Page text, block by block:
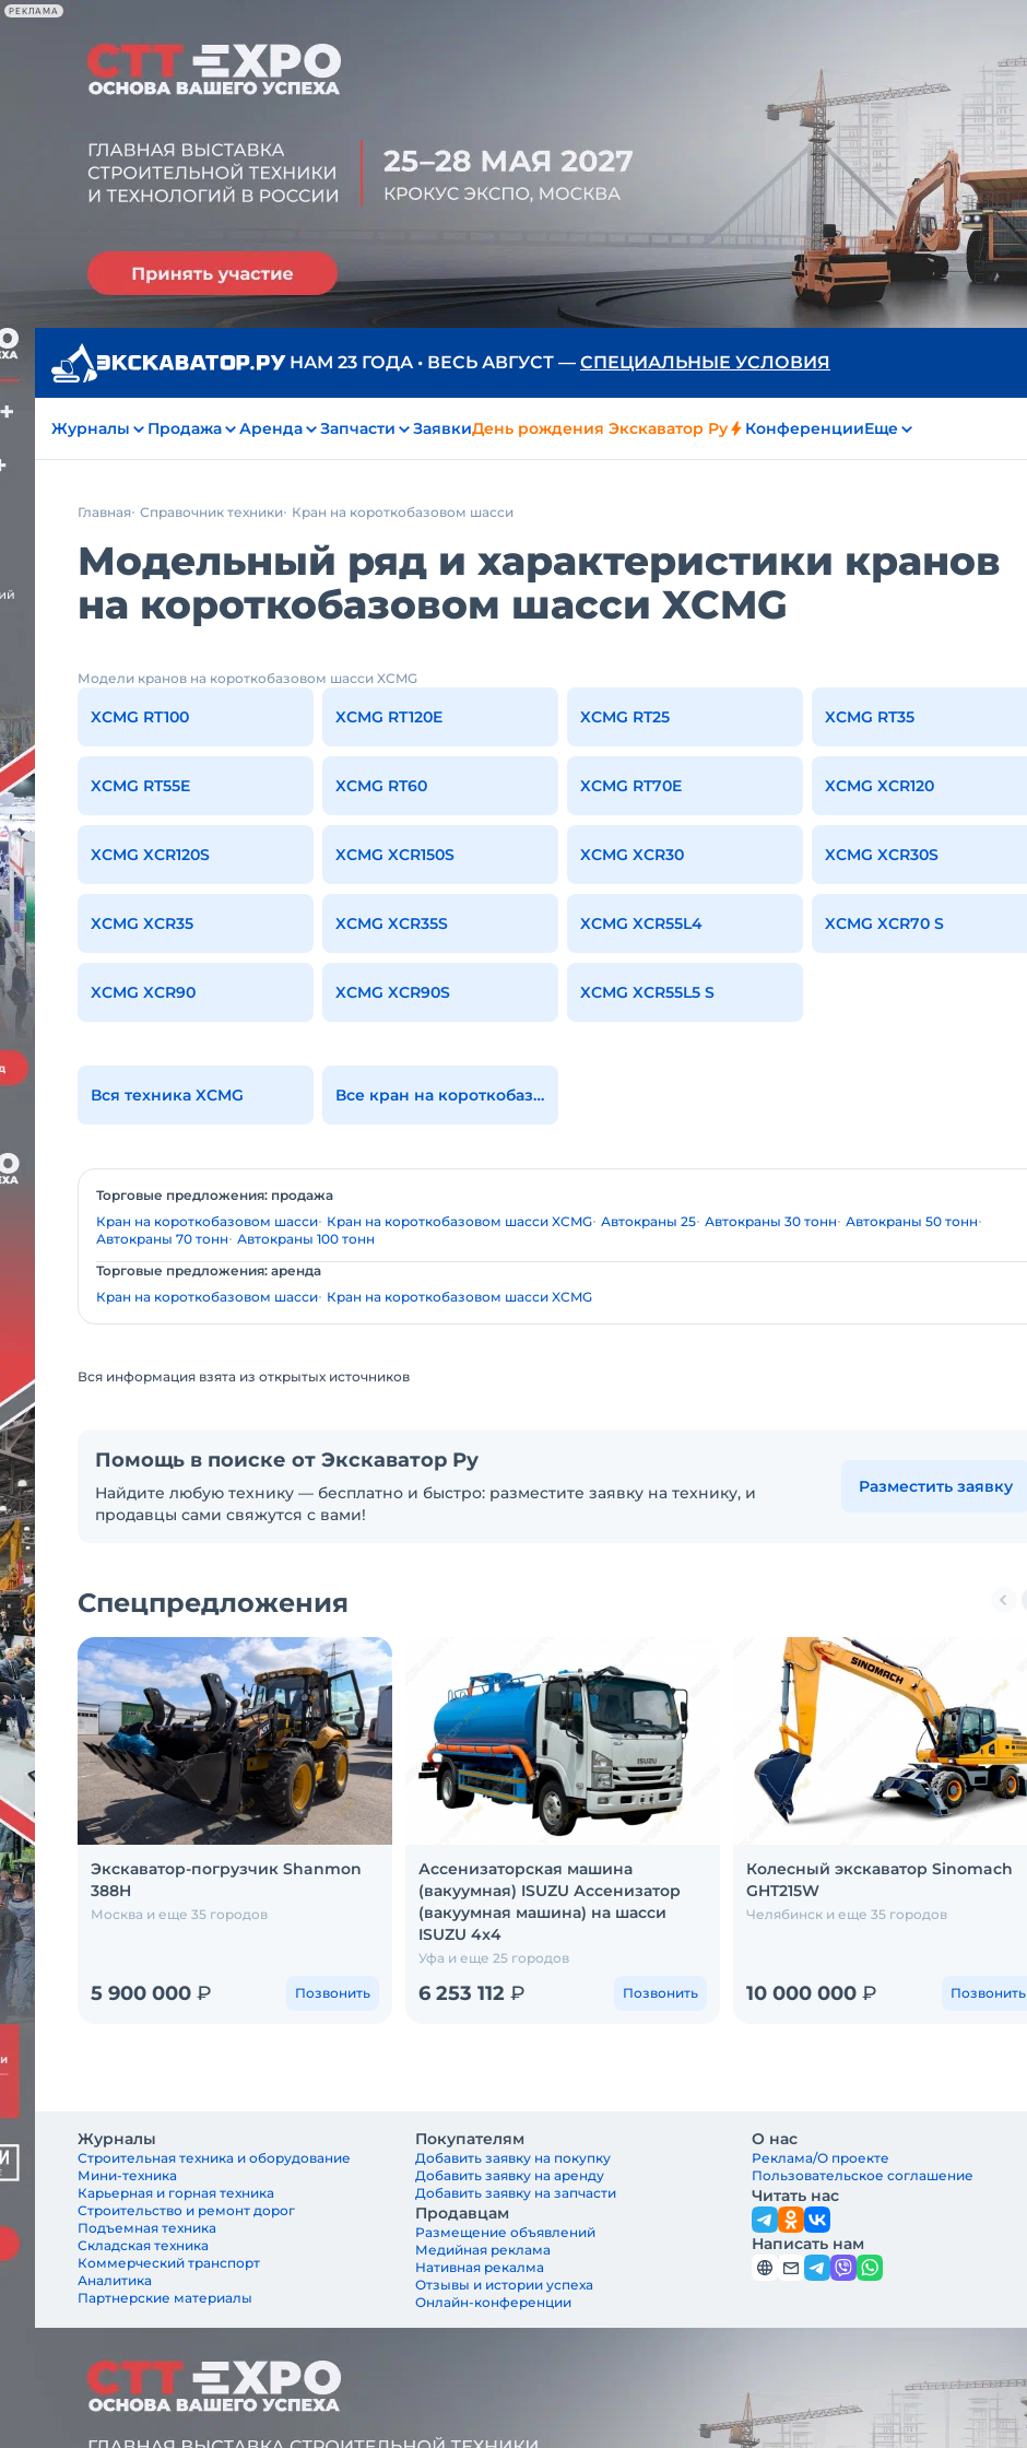
РЕКЛАМА
НАМ 23 ГОДА • ВЕСЬ АВГУСТ — СПЕЦИАЛЬНЫЕ УСЛОВИЯ
Журналы Продажа Аренда Запчасти ЗаявкиДень рождения Экскаватор Ру КонференцииЕще
Главная Справочник техники Кран на короткобазовом шасси
Модельный ряд и характеристики кранов
на короткобазовом шасси XCMG
Модели кранов на короткобазовом шасси XCMG
XCMG RT100 XCMG RT120E XCMG RT25 XCMG RT35
XCMG RT55E XCMG RT60 XCMG RT70E XCMG XCR120
XCMG XCR120S XCMG XCR150S XCMG XCR30 XCMG XCR30S
XCMG XCR35 XCMG XCR35S XCMG XCR55L4 XCMG XCR70 S
XCMG XCR90 XCMG XCR90S XCMG XСR55L5 S
Вся техника XCMG Все кран на короткобазовом шасси
Торговые предложения: продажа
Кран на короткобазовом шасси Кран на короткобазовом шасси XCMG Автокраны 25 Автокраны 30 тонн Автокраны 50 тонн
Автокраны 70 тонн Автокраны 100 тонн
Торговые предложения: аренда
Кран на короткобазовом шасси Кран на короткобазовом шасси XCMG
Вся информация взята из открытых источников
Помощь в поиске от Экскаватор Ру
Найдите любую технику — бесплатно и быстро: разместите заявку на технику, и
продавцы сами свяжутся с вами!
Разместить заявку
Спецпредложения
Экскаватор-погрузчик Shanmon
388H
Москва и еще 35 городов
5 900 000 ₽ Позвонить
Ассенизаторская машина
(вакуумная) ISUZU Ассенизатор
(вакуумная машина) на шасси
ISUZU 4x4
Уфа и еще 25 городов
6 253 112 ₽ Позвонить
Колесный экскаватор Sinomach
GHT215W
Челябинск и еще 35 городов
10 000 000 ₽ Позвонить
Журналы
Строительная техника и оборудование
Мини-техника
Карьерная и горная техника
Строительство и ремонт дорог
Подъемная техника
Складская техника
Коммерческий транспорт
Аналитика
Партнерские материалы
Покупателям
Добавить заявку на покупку
Добавить заявку на аренду
Добавить заявку на запчасти
Продавцам
Размещение объявлений
Медийная реклама
Нативная рекалма
Отзывы и истории успеха
Онлайн-конференции
О нас
Реклама/О проекте
Пользовательское соглашение
Читать нас
Написать нам